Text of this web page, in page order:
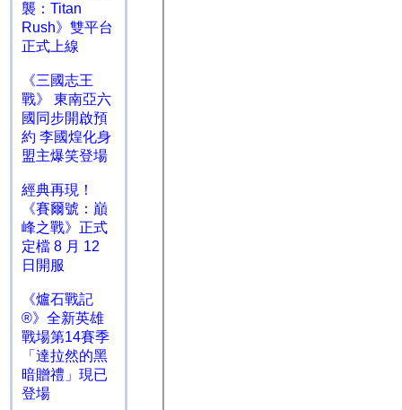
襲：Titan
Rush》雙平台
正式上線
《三國志王
戰》 東南亞六
國同步開啟預
約 李國煌化身
盟主爆笑登場
經典再現！
《賽爾號：巔
峰之戰》正式
定檔 8 月 12
日開服
《爐石戰記
®》全新英雄
戰場第14賽季
「達拉然的黑
暗贈禮」現已
登場